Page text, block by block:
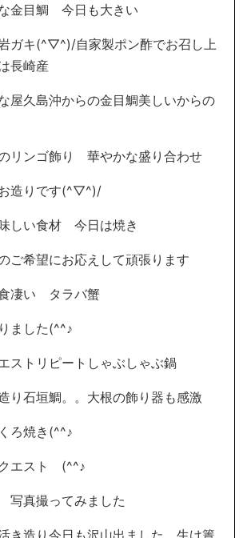
金目鯛 今日も大きい
ガキ(^▽^)/自家製ポン酢でお召し上
長崎産
屋久島沖からの金目鯛美しいからの
リンゴ飾り 華やかな盛り合わせ
造りです(^▽^)/
しい食材 今日は焼き
ご希望にお応えして頑張ります
凄い タラバ蟹
ました(^^♪
ストリピートしゃぶしゃぶ鍋
り石垣鯛。。大根の飾り器も感激
ろ焼き(^^♪
エスト (^^♪
真撮ってみました
き造り今日も沢山出ました 生け簀